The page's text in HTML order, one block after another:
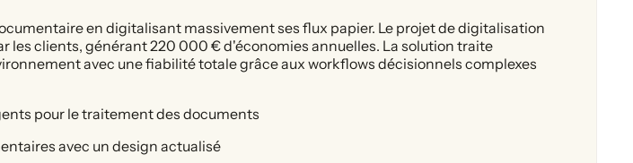
en digitalisant massivement ses flux papier. Le projet de digitalisation
les clients, générant 220 000 € d'économies annuelles. La solution traite
avec une fiabilité totale grâce aux workflows décisionnels complexes
pour le traitement des documents
avec un design actualisé